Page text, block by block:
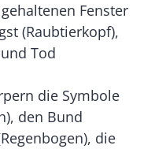
Fenster
(Raubtierkopf),
Tod
die Symbole
den Bund
die